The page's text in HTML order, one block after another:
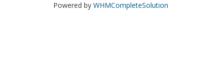
Powered by WHMCompleteSolution